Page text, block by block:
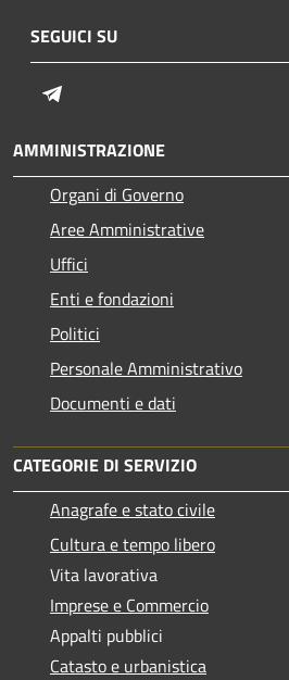
SEGUICI SU
AMMINISTRAZIONE
Organi di Governo
Aree Amministrative
Uffici
Enti e fondazioni
Politici
Personale Amministrativo
Documenti e dati
CATEGORIE DI SERVIZIO
Anagrafe e stato civile
Cultura e tempo libero
Vita lavorativa
Imprese e Commercio
Appalti pubblici
Catasto e urbanistica